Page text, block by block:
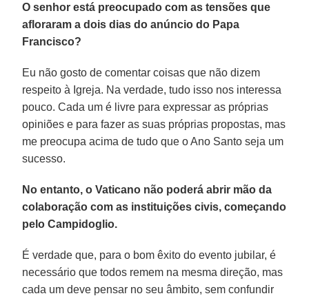
O senhor está preocupado com as tensões que
afloraram a dois dias do anúncio do Papa
Francisco?
Eu não gosto de comentar coisas que não dizem
respeito à Igreja. Na verdade, tudo isso nos interessa
pouco. Cada um é livre para expressar as próprias
opiniões e para fazer as suas próprias propostas, mas
me preocupa acima de tudo que o Ano Santo seja um
sucesso.
No entanto, o Vaticano não poderá abrir mão da
colaboração com as instituições civis, começando
pelo Campidoglio.
É verdade que, para o bom êxito do evento jubilar, é
necessário que todos remem na mesma direção, mas
cada um deve pensar no seu âmbito, sem confundir